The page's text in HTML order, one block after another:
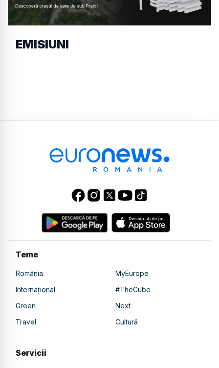
EMISIUNI
Teme
România
MyEurope
Internațional
#TheCube
Green
Next
Travel
Cultură
Servicii